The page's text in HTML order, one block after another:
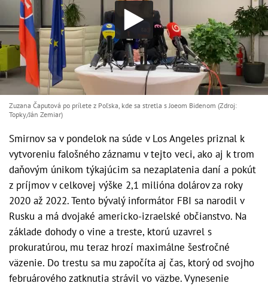
Zuzana Čaputová po prílete z Poľska, kde sa stretla s Joeom Bidenom (Zdroj:
Topky/Ján Zemiar)
Smirnov sa v pondelok na súde v Los Angeles priznal k
vytvoreniu falošného záznamu v tejto veci, ako aj k trom
daňovým únikom týkajúcim sa nezaplatenia daní a pokút
z príjmov v celkovej výške 2,1 milióna dolárov za roky
2020 až 2022. Tento bývalý informátor FBI sa narodil v
Rusku a má dvojaké americko-izraelské občianstvo. Na
základe dohody o vine a treste, ktorú uzavrel s
prokuratúrou, mu teraz hrozí maximálne šesťročné
väzenie. Do trestu sa mu započíta aj čas, ktorý od svojho
februárového zatknutia strávil vo väzbe. Vynesenie